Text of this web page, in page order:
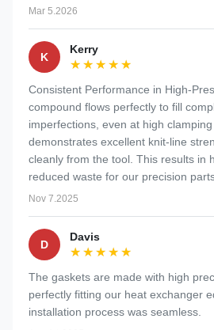
Mar 5.2026
K
Kerry
★★★★★
★★★★★
Consistent Performance in High-
compound flows perfectly to fill
imperfections, even at high
demonstrates excellent knit-line
cleanly from the tool. This results in
reduced waste for our precision
Nov 7.2025
D
Davis
★★★★★
★★★★★
The gaskets are made with high
perfectly fitting our heat exchanger
installation process was seamless.